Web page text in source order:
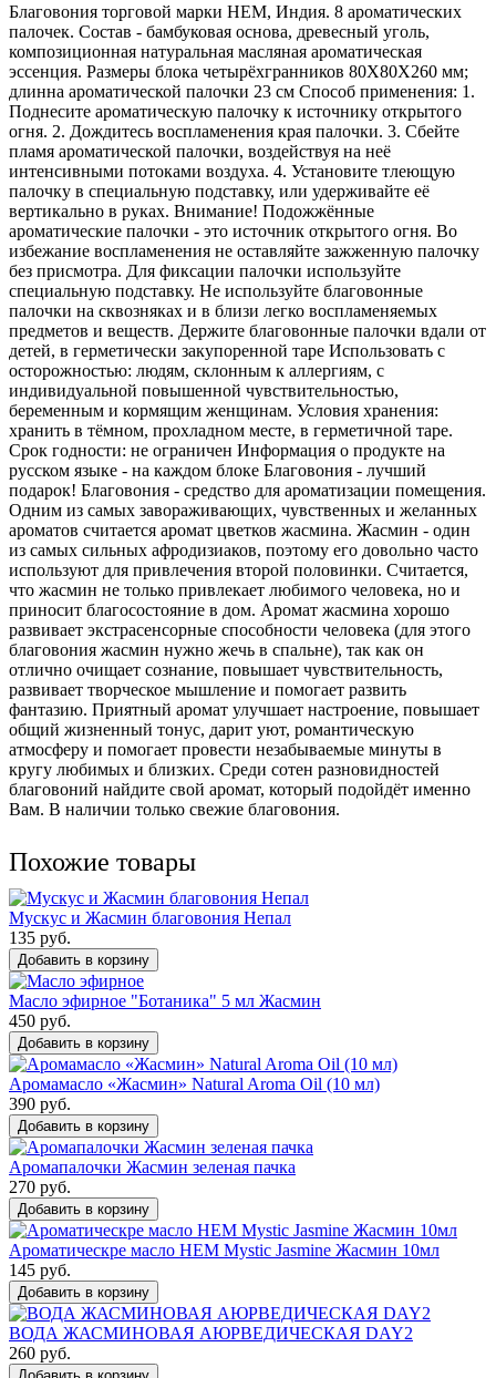
Благовония торговой марки HEM, Индия. 8 ароматических
палочек. Состав - бамбуковая основа, древесный уголь,
композиционная натуральная масляная ароматическая
эссенция. Размеры блока четырёхгранников 80Х80Х260 мм;
длинна ароматической палочки 23 см Способ применения: 1.
Поднесите ароматическую палочку к источнику открытого
огня. 2. Дождитесь воспламенения края палочки. 3. Сбейте
пламя ароматической палочки, воздействуя на неё
интенсивными потоками воздуха. 4. Установите тлеющую
палочку в специальную подставку, или удерживайте её
вертикально в руках. Внимание! Подожжённые
ароматические палочки - это источник открытого огня. Во
избежание воспламенения не оставляйте зажженную палочку
без присмотра. Для фиксации палочки используйте
специальную подставку. Не используйте благовонные
палочки на сквозняках и в близи легко воспламеняемых
предметов и веществ. Держите благовонные палочки вдали от
детей, в герметически закупоренной таре Использовать с
осторожностью: людям, склонным к аллергиям, с
индивидуальной повышенной чувствительностью,
беременным и кормящим женщинам. Условия хранения:
хранить в тёмном, прохладном месте, в герметичной таре.
Срок годности: не ограничен Информация о продукте на
русском языке - на каждом блоке Благовония - лучший
подарок! Благовония - средство для ароматизации помещения.
Одним из самых завораживающих, чувственных и желанных
ароматов считается аромат цветков жасмина. Жасмин - один
из самых сильных афродизиаков, поэтому его довольно часто
используют для привлечения второй половинки. Считается,
что жасмин не только привлекает любимого человека, но и
приносит благосостояние в дом. Аромат жасмина хорошо
развивает экстрасенсорные способности человека (для этого
благовония жасмин нужно жечь в спальне), так как он
отлично очищает сознание, повышает чувствительность,
развивает творческое мышление и помогает развить
фантазию. Приятный аромат улучшает настроение, повышает
общий жизненный тонус, дарит уют, романтическую
атмосферу и помогает провести незабываемые минуты в
кругу любимых и близких. Среди сотен разновидностей
благовоний найдите свой аромат, который подойдёт именно
Вам. В наличии только свежие благовония.
Похожие товары
Мускус и Жасмин благовония Непал
135 руб.
Добавить в корзину
Масло эфирное "Ботаника" 5 мл Жасмин
450 руб.
Добавить в корзину
Аромамасло «Жасмин» Natural Aroma Oil (10 мл)
390 руб.
Добавить в корзину
Аромапалочки Жасмин зеленая пачка
270 руб.
Добавить в корзину
Ароматическре масло HEM Mystic Jasmine Жасмин 10мл
145 руб.
Добавить в корзину
ВОДА ЖАСМИНОВАЯ АЮРВЕДИЧЕСКАЯ DAY2
260 руб.